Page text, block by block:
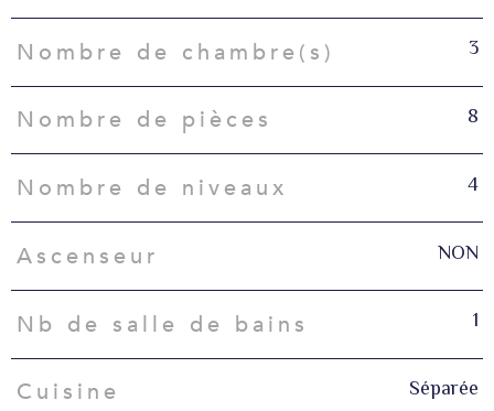
Nombre de chambre(s) 3
Nombre de pièces 8
Nombre de niveaux 4
Ascenseur NON
Nb de salle de bains 1
Cuisine Séparée